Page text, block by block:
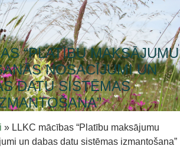
“PLATĪBU MAKSĀJUMU
NOSACĪJUMI UN
DATU SISTĒMAS
» LLKC mācības “Platību maksājumu
un dabas datu sistēmas izmantošana”